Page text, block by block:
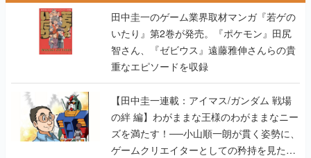
田中圭一のゲーム業界取材マンガ『若ゲの
いたり』第2巻が発売。『ポケモン』田尻
智さん、『ゼビウス』遠藤雅伸さんらの貴
重なエピソードを収録
【田中圭一連載：アイマス/ガンダム 戦場
の絆 編】わがままな王様のわがままなニー
ズを満たす！──小山順一朗が貫く姿勢に、
ゲームクリエイターとしての矜持を見た